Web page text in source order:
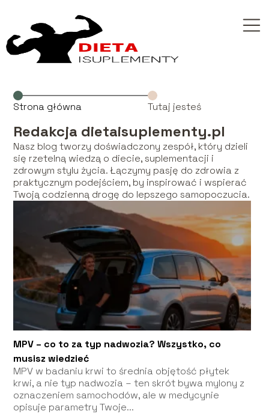
Strona główna Tutaj jesteś
Redakcja dietaisuplementy.pl
Nasz blog tworzy doświadczony zespół, który dzieli
się rzetelną wiedzą o diecie, suplementacji i
zdrowym stylu życia. Łączymy pasję do zdrowia z
praktycznym podejściem, by inspirować i wspierać
Twoją codzienną drogę do lepszego samopoczucia.
MPV – co to za typ nadwozia? Wszystko, co
musisz wiedzieć
MPV w badaniu krwi to średnia objętość płytek
krwi, a nie typ nadwozia – ten skrót bywa mylony z
oznaczeniem samochodów, ale w medycynie
opisuje parametry Twoje...